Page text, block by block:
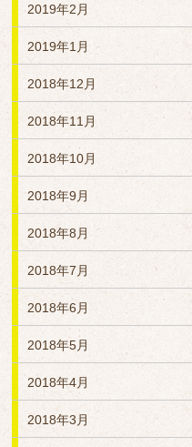
2019年2月
2019年1月
2018年12月
2018年11月
2018年10月
2018年9月
2018年8月
2018年7月
2018年6月
2018年5月
2018年4月
2018年3月